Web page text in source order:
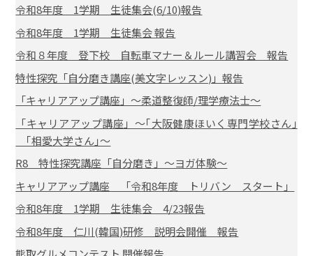
令和8年度 1学期 生徒集会(6/10)報告
令和8年度 1学期 生徒集会 報告
令和８年度 登下校 自転車マナー＆ルール講習会 報告
特性探究「自分磨き講座(美文字レッスン)」報告
「キャリアアップ講座」～柔道整復師/理学療法士～
「キャリアアップ講座」～｢大阪健康ほいく専門学校さん｣
｢相愛大学さん｣～
R8 特性探究講座「自分磨き」～ヨガ体験～
キャリアアップ講座 「令和8年度 トリバン スタート」
令和8年度 1学期 生徒集会 4/23報告
令和8年度 仁川(韓国)研修 説明会開催 報告